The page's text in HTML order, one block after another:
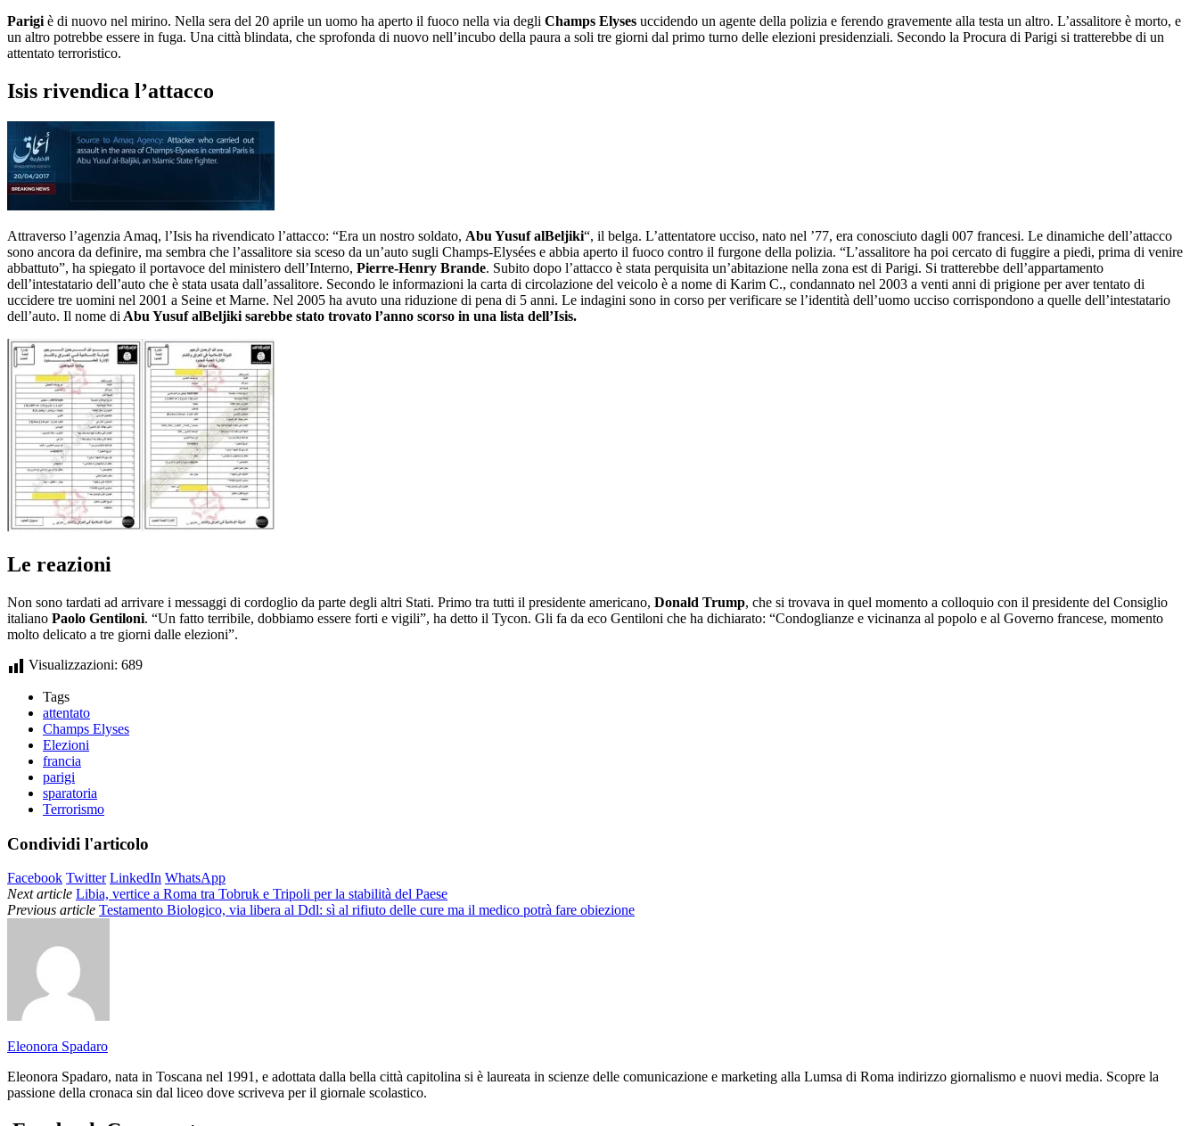
Parigi è di nuovo nel mirino. Nella sera del 20 aprile un uomo ha aperto il fuoco nella via degli Champs Elyses uccidendo un agente della polizia e ferendo gravemente alla testa un altro. L’assalitore è morto, e
un altro potrebbe essere in fuga. Una città blindata, che sprofonda di nuovo nell’incubo della paura a soli tre giorni dal primo turno delle elezioni presidenziali. Secondo la Procura di Parigi si tratterebbe di un
attentato terroristico.
Isis rivendica l’attacco
Attraverso l’agenzia Amaq, l’Isis ha rivendicato l’attacco: “Era un nostro soldato, Abu Yusuf alBeljiki“, il belga. L’attentatore ucciso, nato nel ’77, era conosciuto dagli 007 francesi. Le dinamiche dell’attacco
sono ancora da definire, ma sembra che l’assalitore sia sceso da un’auto sugli Champs-Elysées e abbia aperto il fuoco contro il furgone della polizia. “L’assalitore ha poi cercato di fuggire a piedi, prima di venire
abbattuto”, ha spiegato il portavoce del ministero dell’Interno, Pierre-Henry Brande. Subito dopo l’attacco è stata perquisita un’abitazione nella zona est di Parigi. Si tratterebbe dell’appartamento
dell’intestatario dell’auto che è stata usata dall’assalitore. Secondo le informazioni la carta di circolazione del veicolo è a nome di Karim C., condannato nel 2003 a venti anni di prigione per aver tentato di
uccidere tre uomini nel 2001 a Seine et Marne. Nel 2005 ha avuto una riduzione di pena di 5 anni. Le indagini sono in corso per verificare se l’identità dell’uomo ucciso corrispondono a quelle dell’intestatario
dell’auto. Il nome di Abu Yusuf alBeljiki sarebbe stato trovato l’anno scorso in una lista dell’Isis.
Le reazioni
Non sono tardati ad arrivare i messaggi di cordoglio da parte degli altri Stati. Primo tra tutti il presidente americano, Donald Trump, che si trovava in quel momento a colloquio con il presidente del Consiglio
italiano Paolo Gentiloni. “Un fatto terribile, dobbiamo essere forti e vigili”, ha detto il Tycon. Gli fa da eco Gentiloni che ha dichiarato: “Condoglianze e vicinanza al popolo e al Governo francese, momento
molto delicato a tre giorni dalle elezioni”.
Visualizzazioni: 689
Tags
attentato
Champs Elyses
Elezioni
francia
parigi
sparatoria
Terrorismo
Condividi l'articolo
Facebook Twitter LinkedIn WhatsApp
Next article Libia, vertice a Roma tra Tobruk e Tripoli per la stabilità del Paese
Previous article Testamento Biologico, via libera al Ddl: sì al rifiuto delle cure ma il medico potrà fare obiezione
Eleonora Spadaro
Eleonora Spadaro, nata in Toscana nel 1991, e adottata dalla bella città capitolina si è laureata in scienze delle comunicazione e marketing alla Lumsa di Roma indirizzo giornalismo e nuovi media. Scopre la
passione della cronaca sin dal liceo dove scriveva per il giornale scolastico.